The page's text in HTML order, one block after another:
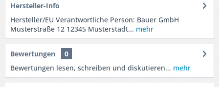
Hersteller-Info
Hersteller/EU Verantwortliche Person: Bauer GmbH
Musterstraße 12 12345 Musterstadt... mehr
Bewertungen
0
Bewertungen lesen, schreiben und diskutieren... mehr